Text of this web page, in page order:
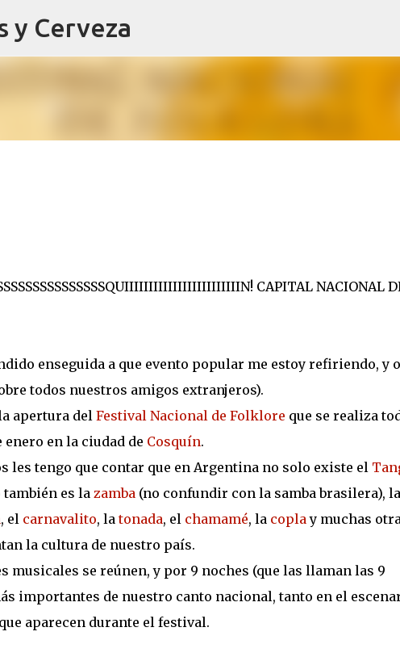
y Cerveza
CAPITAL NACIONAL
enseguida a que evento popular me estoy refiriendo, y
todos nuestros amigos extranjeros).
apertura delFestival Nacional de Folklore que se realiza
enero en la ciudad de Cosquín.
les tengo que contar que en Argentina no solo existe el
es la zamba(no confundir con la samba brasilera), la
, el carnavalito, latonada, el chamamé, la coplay muchas
la cultura de nuestro país.
musicales se reúnen, y por 9 noches (que las llaman las 9
importantes de nuestro canto nacional, tanto en el
aparecen durante el festival.